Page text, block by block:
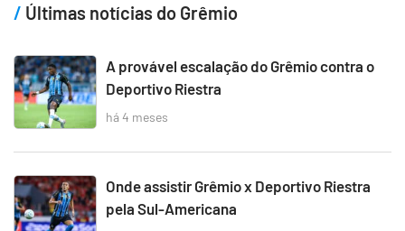
Últimas notícias do Grêmio
A provável escalação do Grêmio contra o
Deportivo Riestra
há 4 meses
Onde assistir Grêmio x Deportivo Riestra
pela Sul-Americana